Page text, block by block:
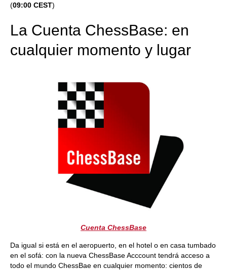
(09:00 CEST)
La Cuenta ChessBase: en
cualquier momento y lugar
Cuenta ChessBase
Da igual si está en el aeropuerto, en el hotel o en casa tumbado
en el sofá: con la nueva ChessBase Acccount tendrá acceso a
todo el mundo ChessBae en cualquier momento: cientos de